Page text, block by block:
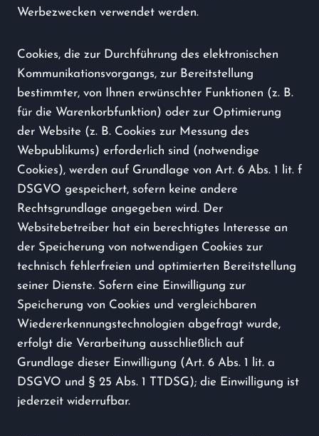
Werbezwecken verwendet werden.
Cookies, die zur Durchführung des elektronischen
Kommunikationsvorgangs, zur Bereitstellung
bestimmter, von Ihnen erwünschter Funktionen (z. B.
für die Warenkorbfunktion) oder zur Optimierung
der Website (z. B. Cookies zur Messung des
Webpublikums) erforderlich sind (notwendige
Cookies), werden auf Grundlage von Art. 6 Abs. 1 lit. f
DSGVO gespeichert, sofern keine andere
Rechtsgrundlage angegeben wird. Der
Websitebetreiber hat ein berechtigtes Interesse an
der Speicherung von notwendigen Cookies zur
technisch fehlerfreien und optimierten Bereitstellung
seiner Dienste. Sofern eine Einwilligung zur
Speicherung von Cookies und vergleichbaren
Wiedererkennungstechnologien abgefragt wurde,
erfolgt die Verarbeitung ausschließlich auf
Grundlage dieser Einwilligung (Art. 6 Abs. 1 lit. a
DSGVO und § 25 Abs. 1 TTDSG); die Einwilligung ist
jederzeit widerrufbar.